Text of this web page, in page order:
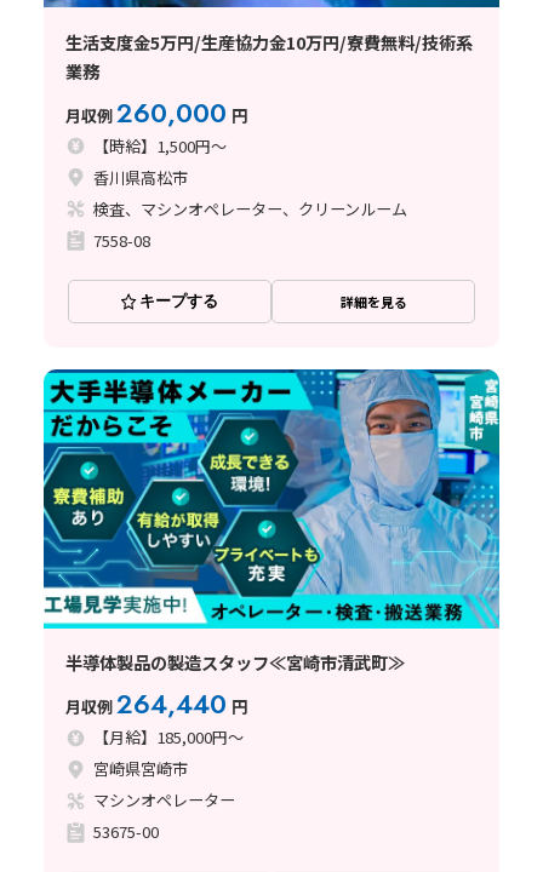
生活支度金5万円/生産協力金10万円/寮費無料/技術系
業務
月収例260,000 円
【時給】1,500円～
香川県高松市
検査、マシンオペレーター、クリーンルーム
7558-08
キープする 詳細を見る
半導体製品の製造スタッフ≪宮崎市清武町≫
月収例264,440 円
【月給】185,000円～
宮崎県宮崎市
マシンオペレーター
53675-00